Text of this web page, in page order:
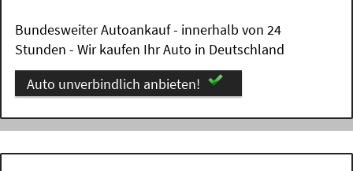
Bundesweiter Autoankauf - innerhalb von 24
Stunden - Wir kaufen Ihr Auto in Deutschland
Auto unverbindlich anbieten!